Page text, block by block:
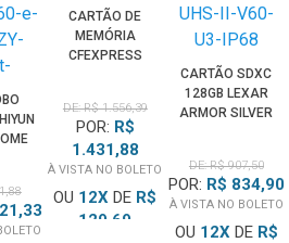
E
CARTÃO DE
MEMÓRIA
CFEXPRESS
3700MB/S PCIE
4.0 8K RAW
DE: R$ 1.556,39
POR: R$
1.431,88
À VISTA NO BOLETO
OU 12X DE R$
129,69
CARTÃO SDXC
128GB LEXAR
ARMOR SILVER
IP68
DE: R$ 907,50
POR: R$ 834,90
À VISTA NO BOLETO
OU 12XDE R$